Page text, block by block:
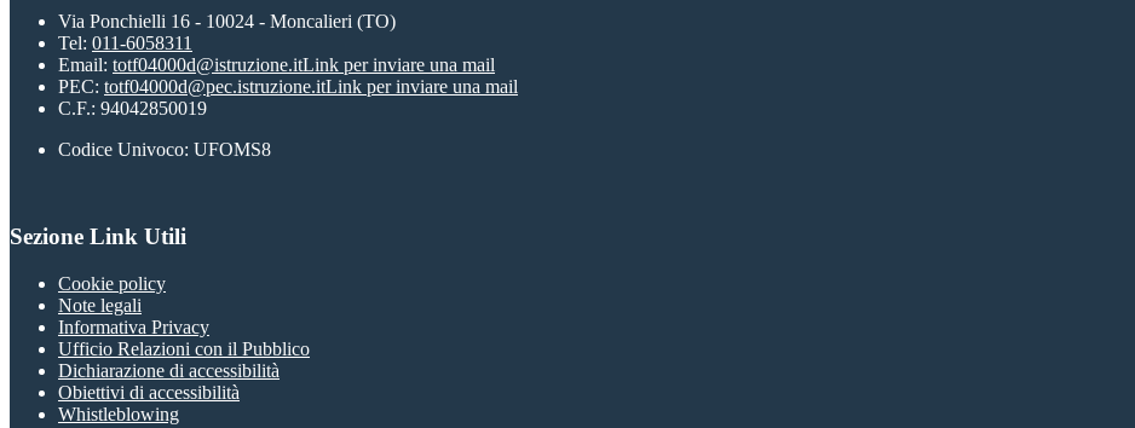
Via Ponchielli 16 - 10024 - Moncalieri (TO)
Tel: 011-6058311
Email: totf04000d@istruzione.itLink per inviare una mail
PEC: totf04000d@pec.istruzione.itLink per inviare una mail
C.F.: 94042850019
Codice Univoco: UFOMS8
Sezione Link Utili
Cookie policy
Note legali
Informativa Privacy
Ufficio Relazioni con il Pubblico
Dichiarazione di accessibilità
Obiettivi di accessibilità
Whistleblowing